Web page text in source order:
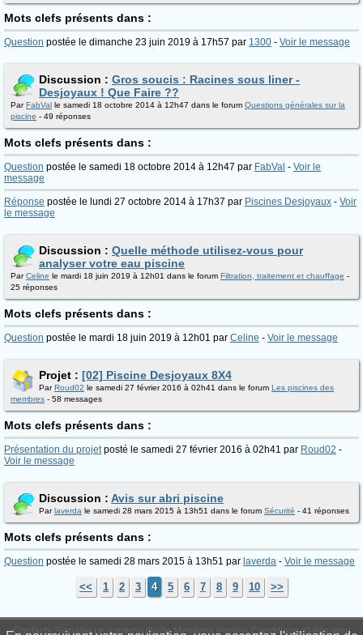
Mots clefs présents dans :
Question postée le dimanche 23 juin 2019 à 17h57 par 1300 - Voir le message
Discussion : Gros soucis : Racines sous liner -
Desjoyaux ! Que Faire ??
ParFabVal le samedi 18 octobre 2014 à 12h47 dans le forum Questions générales sur la
piscine - 49 réponses
Mots clefs présents dans :
Question postée le samedi 18 octobre 2014 à 12h47 par FabVal - Voir le
message
Réponse postée le lundi 27 octobre 2014 à 17h37 par Piscines Desjoyaux - Voir
le message
Discussion : Quelle méthode utilisez-vous pour
analyser votre eau piscine
ParCeline le mardi 18 juin 2019 à 12h01 dans le forum Filtration, traitement et chauffage -
25 réponses
Mots clefs présents dans :
Question postée le mardi 18 juin 2019 à 12h01 par Celine - Voir le message
Projet : [02] Piscine Desjoyaux 8X4
ParRoud02 le samedi 27 février 2016 à 02h41 dans le forum Les piscines des
membres - 58 messages
Mots clefs présents dans :
Présentation du projetposté le samedi 27 février 2016 à 02h41 par Roud02 -
Voir le message
Discussion : Avis sur abri piscine
Parlaverda le samedi 28 mars 2015 à 13h51 dans le forum Sécurité - 41 réponses
Mots clefs présents dans :
Question postée le samedi 28 mars 2015 à 13h51 par laverda - Voir le message
<< 1 2 3 4 5 6 7 8 9 10 >>
Contacts Signaler un contenu illicite Mentions légales Conditions d'utilisation